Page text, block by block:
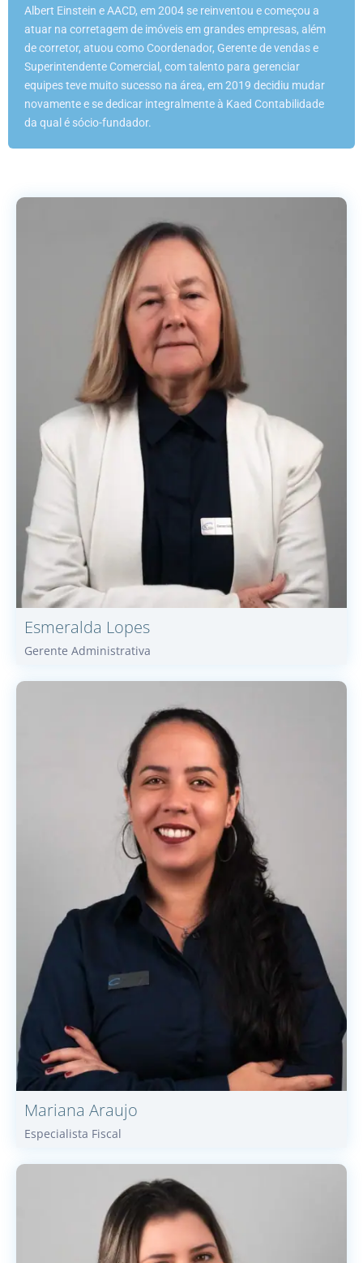
Albert Einstein e AACD, em 2004 se reinventou e começou a
atuar na corretagem de imóveis em grandes empresas, além
de corretor, atuou como Coordenador, Gerente de vendas e
Superintendente Comercial, com talento para gerenciar
equipes teve muito sucesso na área, em 2019 decidiu mudar
novamente e se dedicar integralmente à Kaed Contabilidade
da qual é sócio-fundador.
Esmeralda Lopes
Gerente Administrativa
Mariana Araujo
Especialista Fiscal